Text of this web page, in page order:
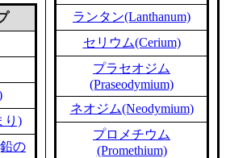
り)
の
ランタン(Lanthanum)
セリウム(Cerium)
プラセオジム
(Praseodymium)
ネオジム(Neodymium)
プロメチウム
(Promethium)